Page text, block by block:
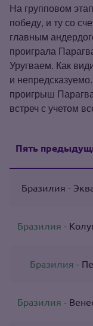
На групповом
победу, и ту со
главным
проиграла
Уругваем. Как
и
проигрыш
встреч с учетом
Пять
Бразилия -
Бразилия -
Бразилия -
Бразилия -